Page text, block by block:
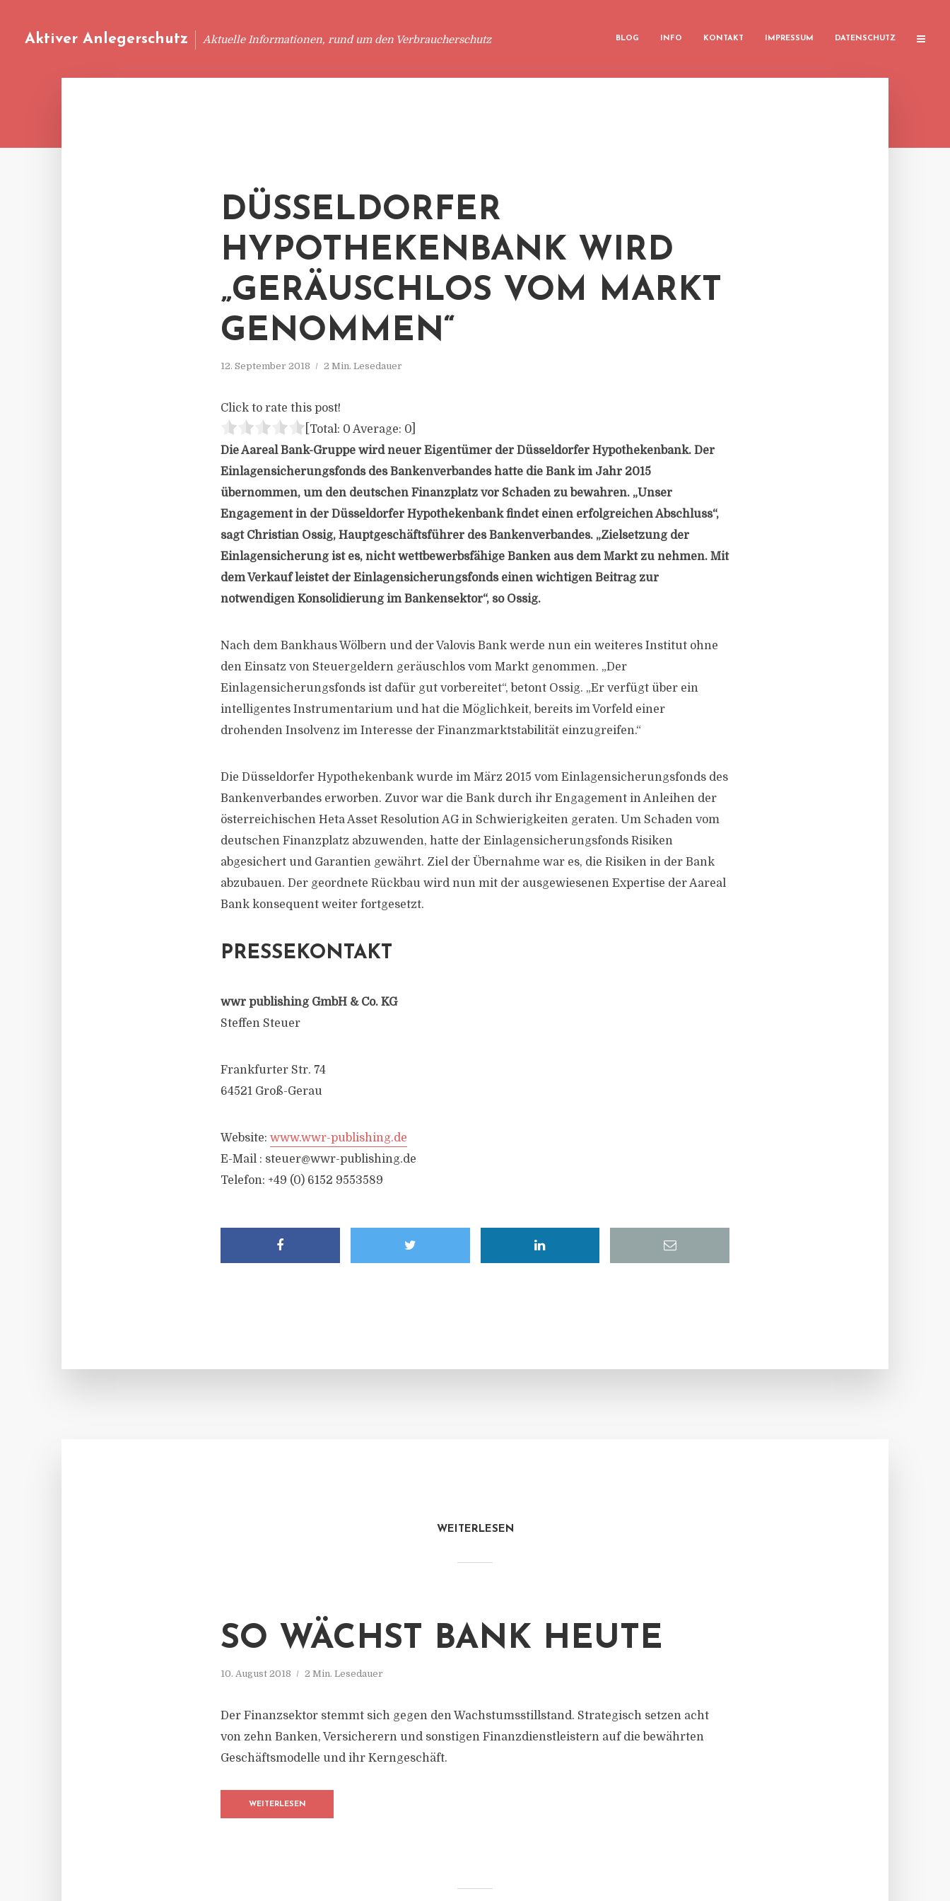
Aktiver Anlegerschutz Aktuelle Informationen, rund um den Verbraucherschutz BLOG INFO KONTAKT IMPRESSUM DATENSCHUTZ
DÜSSELDORFER
HYPOTHEKENBANK WIRD
„GERÄUSCHLOS VOM MARKT
GENOMMEN“
12. September 2018 2 Min. Lesedauer
Click to rate this post!
[Total: 0 Average: 0
Die Aareal Bank-Gruppe wird neuer Eigentümer der Düsseldorfer Hypothekenbank. Der
Einlagensicherungsfonds des Bankenverbandes hatte die Bank im Jahr 2015
übernommen, um den deutschen Finanzplatz vor Schaden zu bewahren. „Unser
Engagement in der Düsseldorfer Hypothekenbank findet einen erfolgreichen Abschluss“,
sagt Christian Ossig, Hauptgeschäftsführer des Bankenverbandes. „Zielsetzung der
Einlagensicherung ist es, nicht wettbewerbsfähige Banken aus dem Markt zu nehmen. Mit
dem Verkauf leistet der Einlagensicherungsfonds einen wichtigen Beitrag zur
notwendigen Konsolidierung im Bankensektor“, so Ossig.
Nach dem Bankhaus Wölbern und der Valovis Bank werde nun ein weiteres Institut ohne
den Einsatz von Steuergeldern geräuschlos vom Markt genommen. „Der
Einlagensicherungsfonds ist dafür gut vorbereitet“, betont Ossig. „Er verfügt über ein
intelligentes Instrumentarium und hat die Möglichkeit, bereits im Vorfeld einer
drohenden Insolvenz im Interesse der Finanzmarktstabilität einzugreifen.“
Die Düsseldorfer Hypothekenbank wurde im März 2015 vom Einlagensicherungsfonds des
Bankenverbandes erworben. Zuvor war die Bank durch ihr Engagement in Anleihen der
österreichischen Heta Asset Resolution AG in Schwierigkeiten geraten. Um Schaden vom
deutschen Finanzplatz abzuwenden, hatte der Einlagensicherungsfonds Risiken
abgesichert und Garantien gewährt. Ziel der Übernahme war es, die Risiken in der Bank
abzubauen. Der geordnete Rückbau wird nun mit der ausgewiesenen Expertise der Aareal
Bank konsequent weiter fortgesetzt.
PRESSEKONTAKT
wwr publishing GmbH & Co. KG
Steffen Steuer
Frankfurter Str. 74
64521 Groß-Gerau
Website: www.wwr-publishing.de
E-Mail : steuer@wwr-publishing.de
Telefon: +49 (0) 6152 9553589
WEITERLESEN
SO WÄCHST BANK HEUTE
10. August 2018 2 Min. Lesedauer
Der Finanzsektor stemmt sich gegen den Wachstumsstillstand. Strategisch setzen acht
von zehn Banken, Versicherern und sonstigen Finanzdienstleistern auf die bewährten
Geschäftsmodelle und ihr Kerngeschäft.
WEITERLESEN